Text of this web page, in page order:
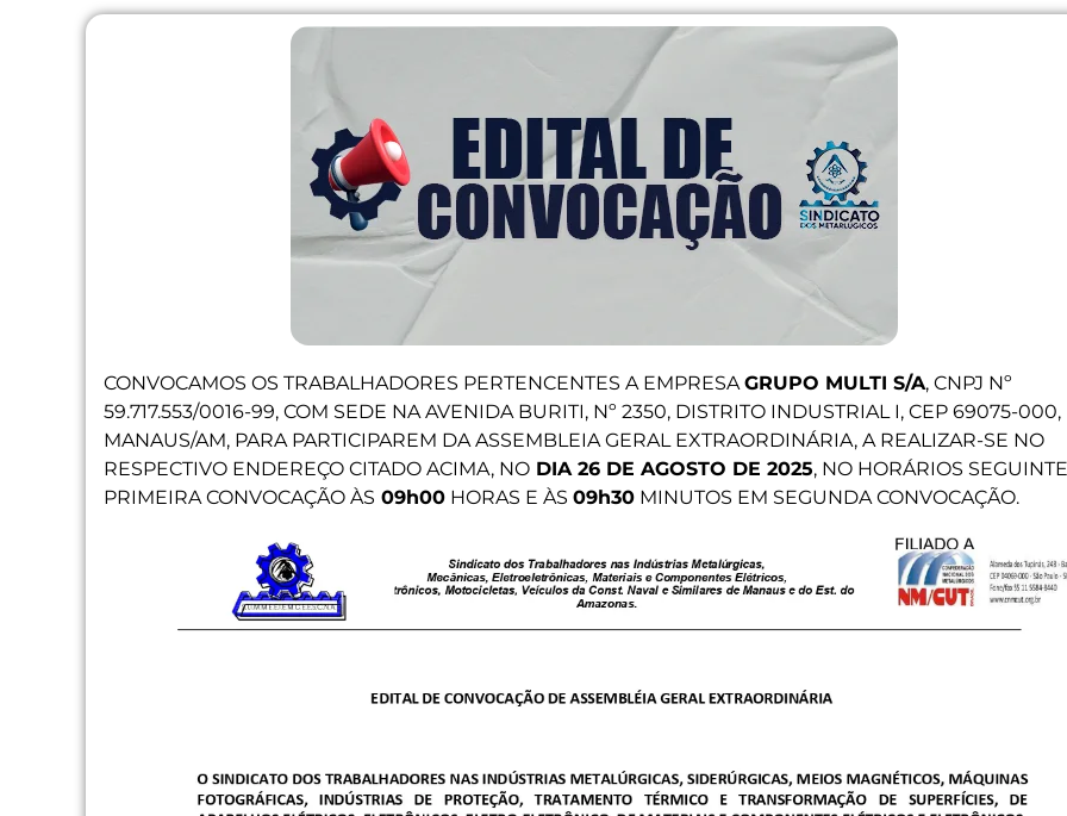
CONVOCAMOS OS TRABALHADORES PERTENCENTES A EMPRESAGRUPO MULTI S/A, CNPJ Nº
59.717.553/0016-99, COM SEDE NA AVENIDA BURITI, Nº 2350, DISTRITO INDUSTRIAL I, CEP 69075-000,
MANAUS/AM, PARA PARTICIPAREM DA ASSEMBLEIA GERAL EXTRAORDINÁRIA, A REALIZAR-SE NO
RESPECTIVO ENDEREÇO CITADO ACIMA, NO DIA 26 DE AGOSTO DE 2025, NO HORÁRIOS
PRIMEIRA CONVOCAÇÃO ÀS 09h00 HORAS E ÀS 09h30 MINUTOS EM SEGUNDA CONVOCAÇÃO.